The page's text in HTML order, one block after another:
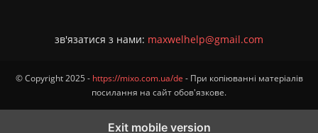
зв'язатися з нами: maxwelhelp@gmail.com
© Copyright 2025 - https://mixo.com.ua/de - При копіюванні матеріалів
посилання на сайт обов'язкове.
Exit mobile version